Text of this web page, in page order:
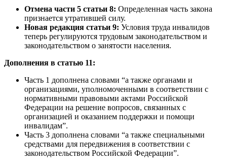
Отмена части 5 статьи 8: Определенная часть закона
признается утратившей силу.
Новая редакция статьи 9: Условия труда инвалидов
теперь регулируются трудовым законодательством и
законодательством о занятости населения.
Дополнения в статью 11:
Часть 1 дополнена словами “а также органами и
организациями, уполномоченными в соответствии с
нормативными правовыми актами Российской
Федерации на решение вопросов, связанных с
организацией и оказанием поддержки и помощи
инвалидам”.
Часть 3 дополнена словами “а также специальными
средствами для передвижения в соответствии с
законодательством Российской Федерации”.